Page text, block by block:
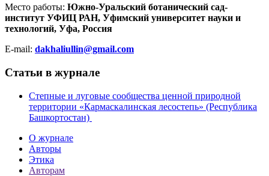
Место работы: Южно-Уральский ботанический сад-
институт УФИЦ РАН, Уфимский университет науки и
технологий, Уфа, Россия
E-mail: dakhaliullin@gmail.com
Статьи в журнале
Степные и луговые сообщества ценной природной
территории «Кармаскалинская лесостепь» (Республика
Башкортостан)
О журнале
Авторы
Этика
Авторам